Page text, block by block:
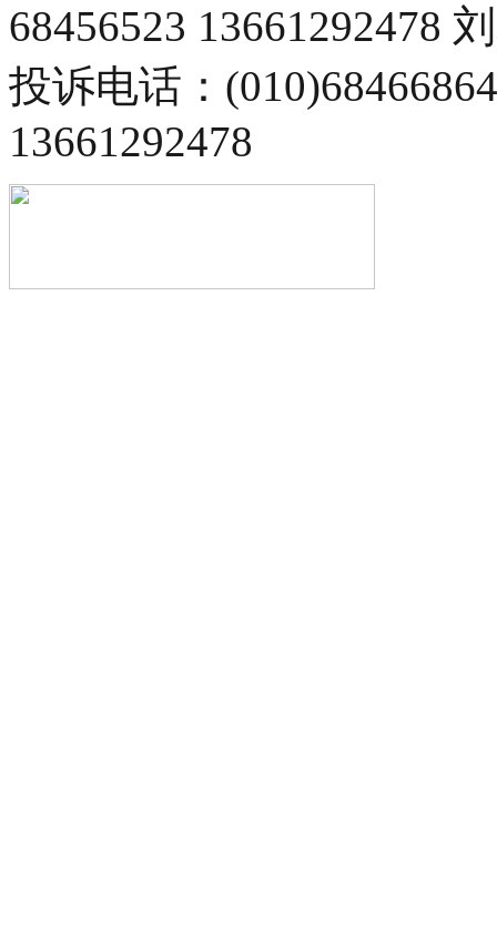
68456523 13661292478
投诉电话：
13661292478